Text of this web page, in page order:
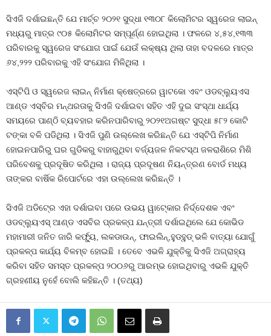
ସିଏଜି ଦର୍ଶାଇଛନ୍ତି ଯେ ମାର୍ଚ୍ଚ ୨୦୨୧ ସୁଦ୍ଧା ୧୩୦୮ କିଲୋମିଟର ସ୍ୱରେଜ ଲାଇନ୍‍
ମଧ୍ୟରୁ ମାତ୍ର ୯୦୫ କିଲୋମିଟର ସମ୍ପୂର୍ଣ୍ଣ ହୋଇଥିଲା । ଫଳରେ ୪,୫୪,୧୩୩
ପରିବାରକୁ ସ୍ୱରେଜ ସଂଯୋଗ ପାଇଁ ଯେଉଁ ଲକ୍ଷ୍ୟ ଥିଲା ତାହା ବଦଳରେ ମାତ୍ର
୬୪,୨୨୨ ପରିବାରକୁ ଏହି ସଂଯୋଗ ମିଳିଥିଲା ।
ଏସ୍‍ଟିପି ଓ ସ୍ୱରେଜ ଲାଇନ୍‍ ନିର୍ମାଣ କ୍ଷେତ୍ରରେ ୱାଟକୋ ଏବଂ ଓଡବ୍ଲ୍ୟୁଏସ
ଆଣ୍ଡ ଏସ୍‍ବିର ମନ୍ଥରତାକୁ ସିଏଜି ଦର୍ଶାଇବା ସହିତ ଏହି ଦୁଇ ସଂସ୍ଥା ଧାର୍ଯ୍ୟ
ସମୟରେ ପାଣ୍ଠି ବ୍ୟବହାର କରିନପାରିବାରୁ ୨୦୨୧ଅଗଷ୍ଟ ସୁଦ୍ଧା ୫୮୨ କୋଟି
ଟଙ୍କା ବଳି ପଡିଥିଲା । ସିଏଜି ପୁଣି ଉଲ୍ଲେଖ କରିଛନ୍ତି ଯେ ଏସ୍‍ଟିପି ନିର୍ମାଣ
ହୋଇନପାରିରୁ ଘର ଗୁଡିକରୁ ବାହାରୁଥିବା ବର୍ଜ୍ୟଜଳ ନିକଟସ୍ଥ ଜଳରାଶିରେ ମିଶି
ପରିବେଶକୁ ପ୍ରଦୂଷିତ କରିଥିଲା । ରାଜ୍ୟ ପ୍ରଦୂଷଣ ନିୟନ୍ତ୍ରଣ ବୋର୍ଡ ମଧ୍ୟ
ତାଙ୍କର ବାର୍ଷିକ ରିପୋର୍ଟରେ ଏହା ଉଲ୍ଲେଖ କରିଛନ୍ତି ।
ସିଏଜି ଅଡିଟ୍‍ରେ ଏହା ଦର୍ଶାଇବା ପରେ ଉଭୟ ୱାଟ୍‍କୋର ନିର୍ଦ୍ଦେଶକ ଏବଂ
ଓଡବ୍ଲ୍ୟୁଏସ୍‍ ଆଣ୍ଡ ଏସବିର ପ୍ରକଳ୍ପ ଯନ୍ତ୍ରୀ ଦର୍ଶାଇଥିଲେ ଯେ କୋଭିଡ
ମହାମାରୀ ଜନିତ ଜାରି କର୍ଫ୍ୟୁ, ଲକଡାଉନ୍‍, ଫାଇଲିନ୍‍,ହୁଡ୍‍ହୁଡ୍‍ ଭଳି ବାତ୍ୟା ଯୋଗୁଁ
ପ୍ରକଳ୍ପ କାର୍ଯ୍ୟ ବିଳମ୍ବ ହୋଇଛି । ତେବେ ଏଭଳି ଯୁକ୍ତିକୁ ସିଏଜି ଅଗ୍ରାହ୍ୟ
କରିବା ସହିତ ସମସ୍ତ ପ୍ରକଳ୍ପ ୨୦୦୬ରୁ ଆରମ୍ଭ ହୋଇଥିବାରୁ ଏଭଳି ଯୁକ୍ତି
ଗ୍ରହଣୀୟ ନୁହେଁ ବୋଲି କହିଛନ୍ତି । (ତଥ୍ୟ)